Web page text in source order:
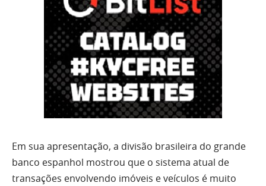
Em sua apresentação, a divisão brasileira do grande
banco espanhol mostrou que o sistema atual de
transações envolvendo imóveis e veículos é muito